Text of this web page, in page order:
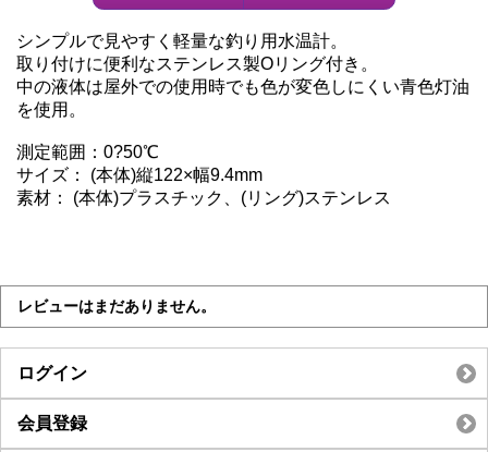
シンプルで見やすく軽量な釣り用水温計。
取り付けに便利なステンレス製Oリング付き。
中の液体は屋外での使用時でも色が変色しにくい青色灯油
を使用。
測定範囲：0?50℃
サイズ： (本体)縦122×幅9.4mm
素材： (本体)プラスチック、(リング)ステンレス
レビューはまだありません。
ログイン
会員登録